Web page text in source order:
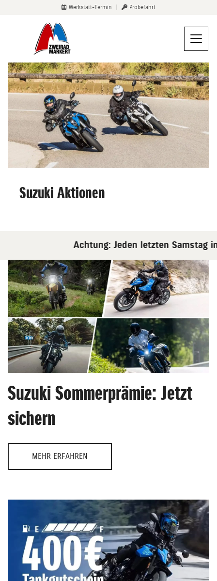
Werkstatt-Termin Probefahrt
Suzuki Aktionen
Achtung: Jeden letzten Samstag im
Suzuki Sommerprämie: Jetzt
sichern
MEHR ERFAHREN